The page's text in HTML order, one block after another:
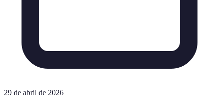
29 de abril de 2026